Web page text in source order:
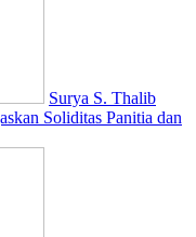
Surya S. Thalib
Soliditas Panitia dan